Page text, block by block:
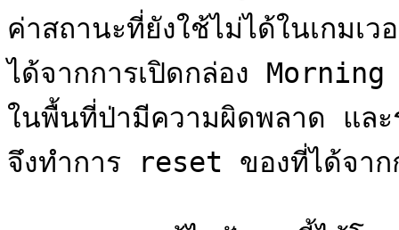
ค่าสถานะที่ยังใช้ไม่ได้ในเกม
ได้จากการเปิดกล่อง
ในพื้นที่ป่ามีความผิดพลาด และ
จึงทำการ reset ของที่ได้จาก